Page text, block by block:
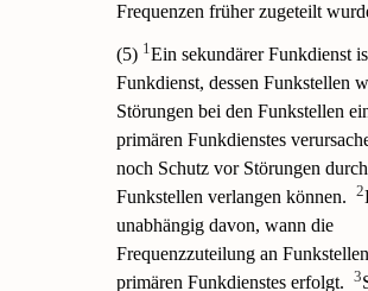
Frequenzen früher zugeteilt
(5) 1Ein sekundärer Funkdienst
Funkdienst, dessen Funkstellen
Störungen bei den Funkstellen
primären Funkdienstes
noch Schutz vor Störungen
Funkstellen verlangen können.
2
unabhängig davon, wann die
Frequenzzuteilung an
primären Funkdienstes erfolgt.
3